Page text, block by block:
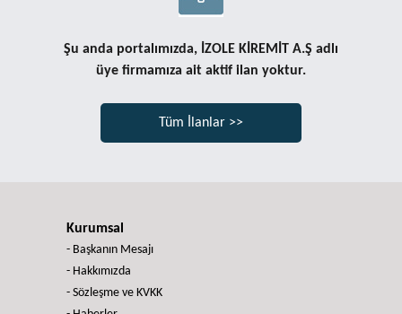
Şu anda portalımızda, İZOLE KİREMİT A.Ş adlı
üye firmamıza ait aktif ilan yoktur.
Tüm İlanlar >>
Kurumsal
- Başkanın Mesajı
- Hakkımızda
- Sözleşme ve KVKK